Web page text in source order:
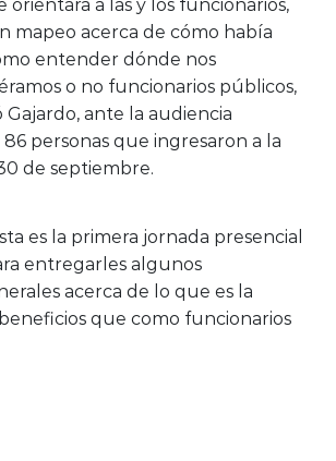
orientara a las y los funcionarios,
mapeo acerca de cómo había
entender dónde nos
o no funcionarios públicos,
Gajardo, ante la audiencia
personas que ingresaron a la
de septiembre.
es la primera jornada presencial
entregarles algunos
acerca de lo que es la
que como funcionarios